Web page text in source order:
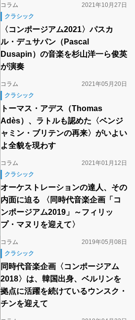
コラム
2021年10月27日
クラシック
〈コンポージアム2021〉パスカ
ル・デュサパン（Pascal
Dusapin）の音楽を杉山洋一ら俊英
が演奏
コラム
2021年05月20日
クラシック
トーマス・アデス（Thomas
Adès）、ラトルも認めた〈ベンジ
ャミン・ブリテンの再来〉がいよい
よ全貌を現わす
コラム
2021年01月12日
クラシック
オーケストレーションの達人、その
内面に迫る 〈同時代音楽企画「コ
ンポージアム2019」～フィリッ
プ・マヌリを迎えて〉
コラム
2019年05月08日
クラシック
同時代音楽企画〈コンポージアム
2018〉は、韓国出身、ベルリンを
拠点に活躍を続けているウンスク・
チンを迎えて